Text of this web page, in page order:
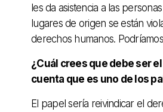
les da asistencia a las
lugares de origen se están
derechos humanos.
¿Cuál crees que debe ser
cuenta que es uno de los
El papel sería reivindicar el